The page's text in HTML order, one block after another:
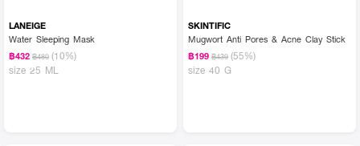
LANEIGE
Water Sleeping Mask
฿432 ฿480 (10%)
size 25 ML
SKINTIFIC
Mugwort Anti Pores & Acne Clay Stick
฿199 ฿439 (55%)
size 40 G